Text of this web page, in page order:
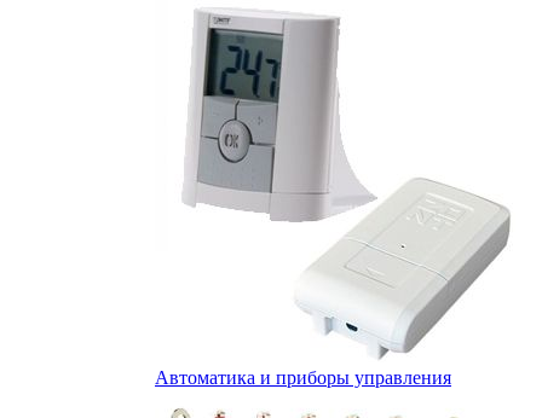
Автоматика и приборы управления